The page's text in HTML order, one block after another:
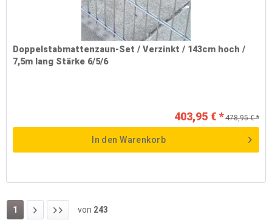
Doppelstabmattenzaun-Set / Verzinkt / 143cm hoch /
7,5m lang Stärke 6/5/6
403,95 € * 478,95 € *
In den Warenkorb
1 von 243